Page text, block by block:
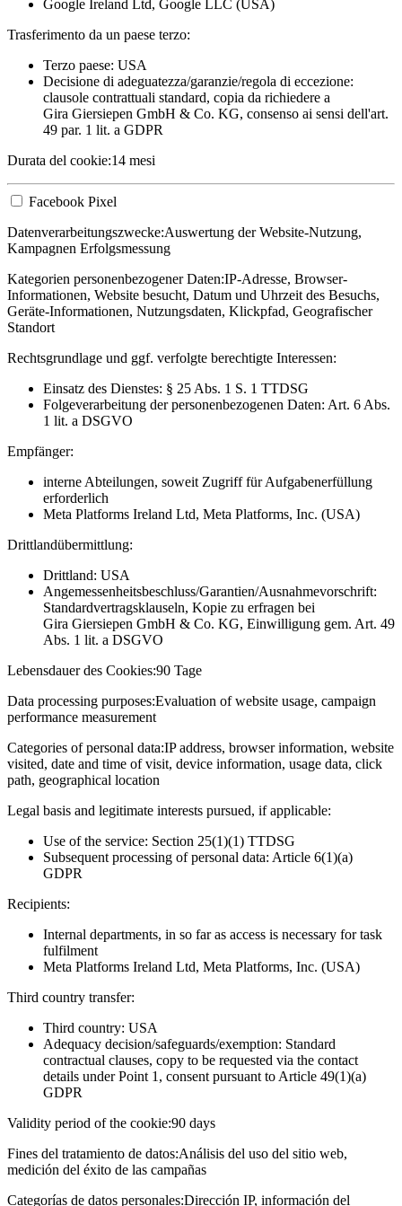
Google Ireland Ltd, Google LLC (USA)
Trasferimento da un paese terzo:
Terzo paese: USA
Decisione di adeguatezza/garanzie/regola di eccezione:
clausole contrattuali standard, copia da richiedere a
Gira Giersiepen GmbH & Co. KG, consenso ai sensi dell'art.
49 par. 1 lit. a GDPR
Durata del cookie:14 mesi
Facebook Pixel
Datenverarbeitungszwecke:Auswertung der Website-Nutzung,
Kampagnen Erfolgsmessung
Kategorien personenbezogener Daten:IP-Adresse, Browser-
Informationen, Website besucht, Datum und Uhrzeit des Besuchs,
Geräte-Informationen, Nutzungsdaten, Klickpfad, Geografischer
Standort
Rechtsgrundlage und ggf. verfolgte berechtigte Interessen:
Einsatz des Dienstes: § 25 Abs. 1 S. 1 TTDSG
Folgeverarbeitung der personenbezogenen Daten: Art. 6 Abs.
1 lit. a DSGVO
Empfänger:
interne Abteilungen, soweit Zugriff für Aufgabenerfüllung
erforderlich
Meta Platforms Ireland Ltd, Meta Platforms, Inc. (USA)
Drittlandübermittlung:
Drittland: USA
Angemessenheitsbeschluss/Garantien/Ausnahmevorschrift:
Standardvertragsklauseln, Kopie zu erfragen bei
Gira Giersiepen GmbH & Co. KG, Einwilligung gem. Art. 49
Abs. 1 lit. a DSGVO
Lebensdauer des Cookies:90 Tage
Data processing purposes:Evaluation of website usage, campaign
performance measurement
Categories of personal data:IP address, browser information, website
visited, date and time of visit, device information, usage data, click
path, geographical location
Legal basis and legitimate interests pursued, if applicable:
Use of the service: Section 25(1)(1) TTDSG
Subsequent processing of personal data: Article 6(1)(a)
GDPR
Recipients:
Internal departments, in so far as access is necessary for task
fulfilment
Meta Platforms Ireland Ltd, Meta Platforms, Inc. (USA)
Third country transfer:
Third country: USA
Adequacy decision/safeguards/exemption: Standard
contractual clauses, copy to be requested via the contact
details under Point 1, consent pursuant to Article 49(1)(a)
GDPR
Validity period of the cookie:90 days
Fines del tratamiento de datos:Análisis del uso del sitio web,
medición del éxito de las campañas
Categorías de datos personales:Dirección IP, información del